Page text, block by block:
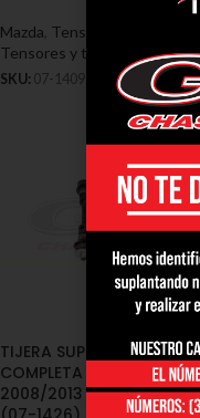
Mazda Tensores y Tijeras -
Tensores y tijeras mazda
SKU: 07-1409
TIJERA SUPERIOR
COMPLETA MAZDA BT50
2008/2013 – FORD